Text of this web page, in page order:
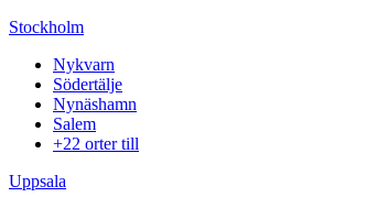
Stockholm
Nykvarn
Södertälje
Nynäshamn
Salem
+22 orter till
Uppsala